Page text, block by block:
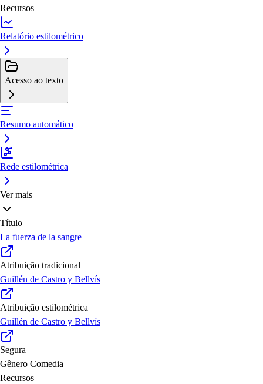
Recursos
Relatório estilométrico
Acesso ao texto
Resumo automático
Rede estilométrica
Ver mais
Título
La fuerza de la sangre
Atribuição tradicional
Guillén de Castro y Bellvís
Atribuição estilométrica
Guillén de Castro y Bellvís
Segura
Gênero Comedia
Recursos